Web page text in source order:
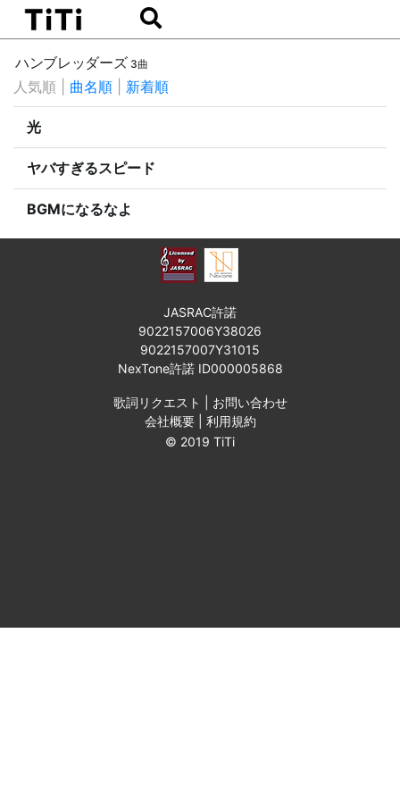
ハンブレッダーズ 3曲
人気順 曲名順 新着順
光
ヤバすぎるスピード
BGMになるなよ
JASRAC許諾
9022157006Y38026
9022157007Y31015
NexTone許諾 ID000005868
歌詞リクエスト
お問い合わせ
会社概要| 利用規約
© 2019 TiTi